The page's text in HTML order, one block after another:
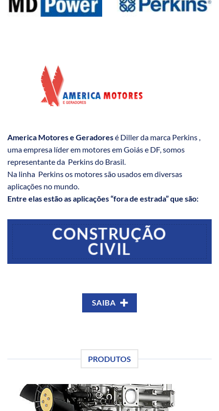
America Motores e Geradoresé Diller da marca Perkins ,
uma empresa líder em motores em Goiás e DF, somos
representante da Perkins do Brasil.
Na linha Perkins os motores são usados em diversas
aplicações no mundo.
Entre elas estão as aplicações “fora de estrada” que são:
CONSTRUÇÃO
CIVIL
SAIBA
PRODUTOS